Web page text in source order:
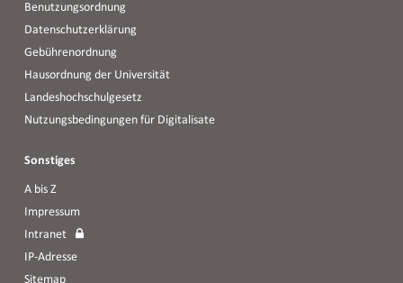
Benutzungsordnung
Datenschutzerklärung
Gebührenordnung
Hausordnung der Universität
Landeshochschulgesetz
Nutzungsbedingungen für Digitalisate
Sonstiges
A bis Z
Impressum
Intranet
IP-Adresse
Sitemap